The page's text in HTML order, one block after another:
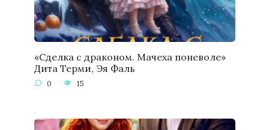
«Сделка с драконом. Мачеха поневоле»
Дита Терми, Эя Фаль
0 15